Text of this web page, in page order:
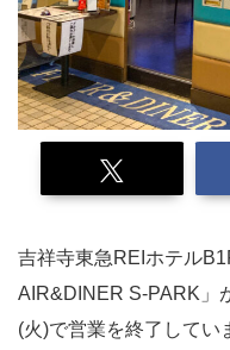
吉祥寺東急REIホテル
AIR&DINER S-PARK」
(火)で営業を終了してい